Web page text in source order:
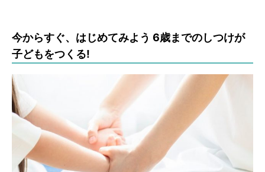
今からすぐ、はじめてみよう 6歳までのしつけが
子どもをつくる!